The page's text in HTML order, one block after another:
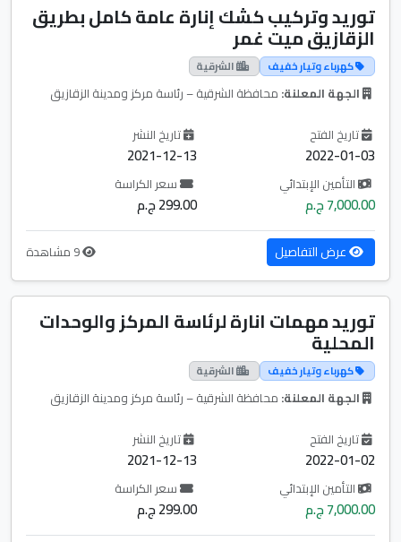
توريد وتركيب كشك إنارة عامة كامل بطريق
الزقازيق ميت غمر
كهرباء وتيار خفيف الشرقية
الجهة المعلنة: محافظة الشرقية – رئاسة مركز ومدينة الزقازيق
تاريخ الفتح
2022-01-03
تاريخ النشر
2021-12-13
التأمين الإبتدائي
7,000.00 ج.م
سعر الكراسة
299.00 ج.م
عرض التفاصيل
توريد مهمات انارة لرئاسة المركز والوحدات
المحلية
كهرباء وتيار خفيف الشرقية
الجهة المعلنة: محافظة الشرقية – رئاسة مركز ومدينة الزقازيق
تاريخ الفتح
2022-01-02
تاريخ النشر
2021-12-13
التأمين الإبتدائي
7,000.00 ج.م
سعر الكراسة
299.00 ج.م